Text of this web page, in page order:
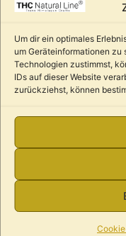
Um dir ein optimales
um Geräteinformationen zu
Technologien zustimmst,
IDs auf dieser Website
zurückziehst, können